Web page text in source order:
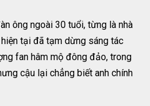
ông ngoài 30 tuổi, từng là nhà
tại đã tạm dừng sáng tác
fan hâm mộ đông đảo, trong
cậu lại chẳng biết anh chính